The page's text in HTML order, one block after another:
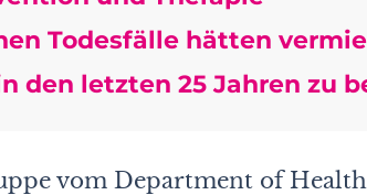
Todesfälle hätten
den letzten 25 Jahren zu
vom Department of